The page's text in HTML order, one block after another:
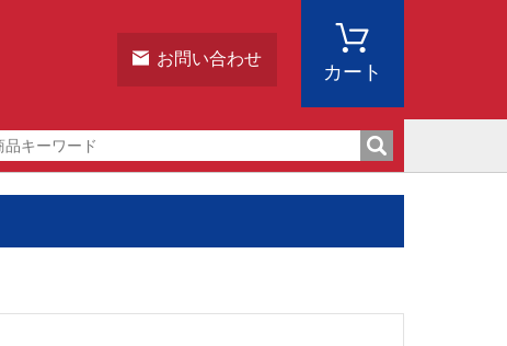
お問い合わせ
カート